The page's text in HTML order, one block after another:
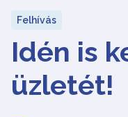
Felhívás
Idén is
üzletét!